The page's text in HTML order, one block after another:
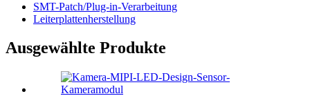
SMT-Patch/Plug-in-Verarbeitung
Leiterplattenherstellung
Ausgewählte Produkte